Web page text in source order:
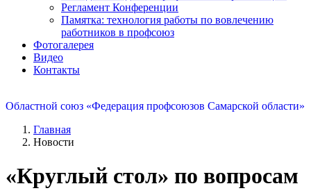
Регламент Конференции
Памятка: технология работы по вовлечению
работников в профсоюз
Фотогалерея
Видео
Контакты
Областной союз «Федерация профсоюзов Самарской области»
Главная
Новости
«Круглый стол» по вопросам